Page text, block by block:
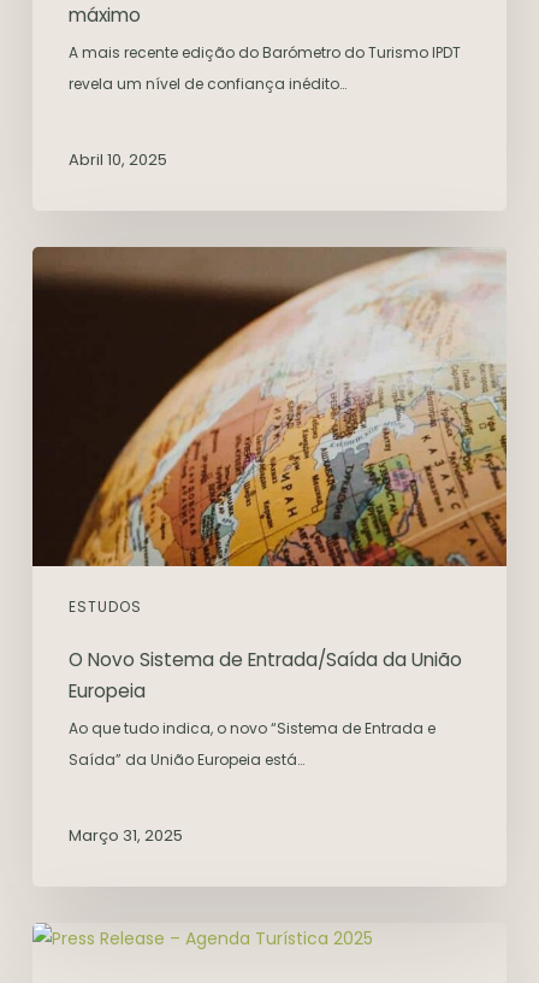
máximo
A mais recente edição do Barómetro do Turismo IPDT
revela um nível de confiança inédito…
Abril 10, 2025
ESTUDOS
O Novo Sistema de Entrada/Saída da União
Europeia
Ao que tudo indica, o novo “Sistema de Entrada e
Saída” da União Europeia está…
Março 31, 2025